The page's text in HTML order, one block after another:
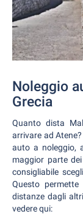
Noleggio
Grecia
Quanto dista
arrivare ad
auto a noleggio,
maggior parte
consigliabile
Questo
distanze dagli
vedere qui: